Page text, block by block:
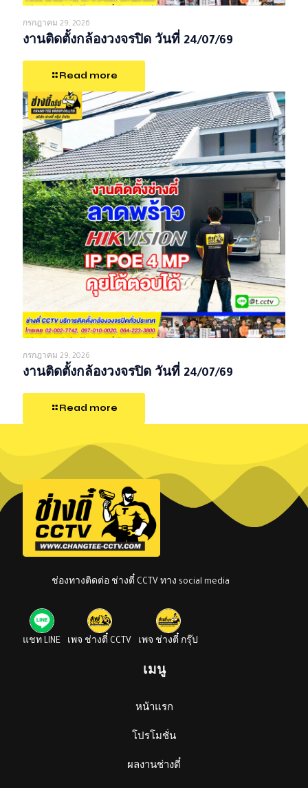
กรกฎาคม 29, 2026
งานติดตั้งกล้องวงจรปิด วันที่ 24/07/69
Read more
กรกฎาคม 29, 2026
งานติดตั้งกล้องวงจรปิด วันที่ 24/07/69
Read more
ช่องทางติดต่อ ช่างตี๋ CCTV ทาง social media
แชท LINE เพจ ช่างตี๋ CCTV เพจ ช่างตี๋ กรุ๊ป
เมนู
หน้าแรก
โปรโมชั่น
ผลงานช่างตี๋